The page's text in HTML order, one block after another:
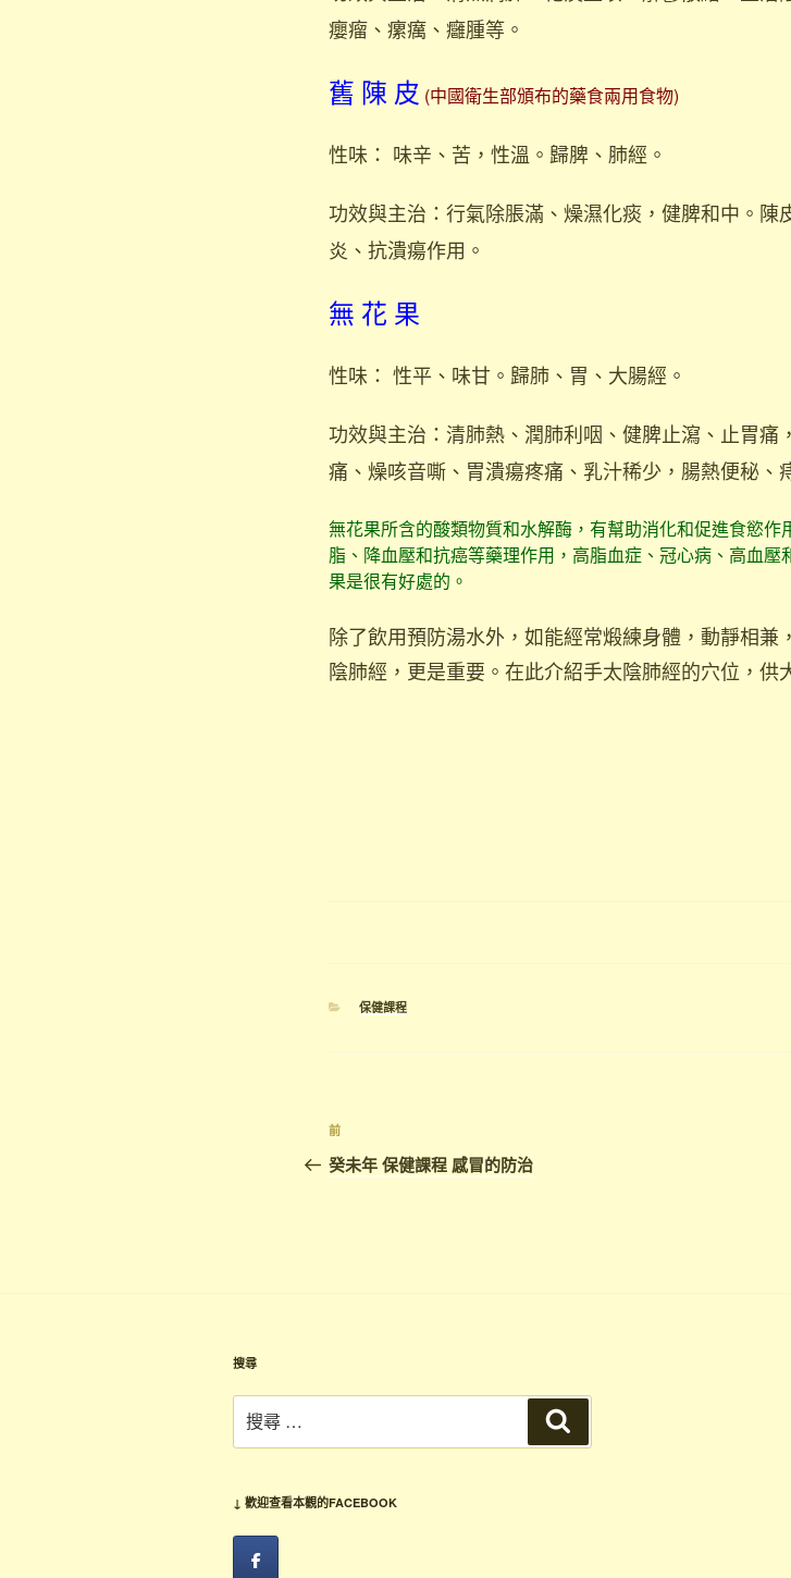
癭瘤、瘰癘、癰腫等。
舊 陳 皮 (中國衛生部頒布的藥食兩用食物)
性味： 味辛、苦，性溫。歸脾、肺經。
功效與主治：行氣除脹滿、燥濕化痰，健脾和中。
炎、抗潰瘍作用。
無 花 果
性味： 性平、味甘。歸肺、胃、大腸經。
功效與主治：清肺熱、潤肺利咽、健脾止瀉、止胃
痛、燥咳音嘶、胃潰瘍疼痛、乳汁稀少，腸熱便秘、
無花果所含的酸類物質和水解酶，有幫助消化和促進食慾作
脂、降血壓和抗癌等藥理作用，高脂血症、冠心病、高血壓
果是很有好處的。
除了飲用預防湯水外，如能經常煅練身體，動靜相兼
陰肺經，更是重要。在此介紹手太陰肺經的穴位，供
分
保健課程
文
章
上
一
前
癸未年 保健課程 感冒的防治
搜尋
尋：
尋
↓ 歡迎查看本觀的FACEBOOK